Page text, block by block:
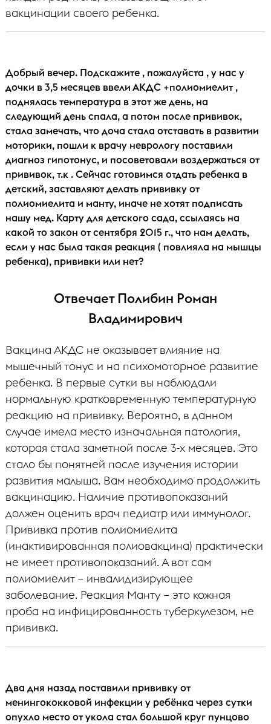
вакцинации своего ребенка.
Добрый вечер. Подскажите , пожалуйста , у нас у
дочки в 3,5 месяцев ввели АКДС +полиомиелит ,
поднялась температура в этот же день, на
следующий день спала, а потом после прививок,
стала замечать, что доча стала отставать в развитии
моторики, пошли к врачу неврологу поставили
диагноз гипотонус, и посоветовали воздержаться от
прививок, т.к . Сейчас готовимся отдать ребенка в
детский, заставляют делать прививку от
полиомиелита и манту, иначе не хотят подписать
нашу мед. Карту для детского сада, ссылаясь на
какой то закон от сентября 2015 г., что нам делать,
если у нас была такая реакция ( повлияла на мышцы
ребенка), прививки или нет?
Отвечает Полибин Роман
Владимирович
Вакцина АКДС не оказывает влияние на
мышечный тонус и на психомоторное развитие
ребенка. В первые сутки вы наблюдали
нормальную кратковременную температурную
реакцию на прививку. Вероятно, в данном
случае имела место изначальная патология,
которая стала заметной после 3-х месяцев. Это
стало бы понятней после изучения истории
развития малыша. Вам необходимо продолжить
вакцинацию. Наличие противопоказаний
должен оценить врач педиатр или иммунолог.
Прививка против полиомиелита
(инактивированная полиовакцина) практически
не имеет противопоказаний. А вот сам
полиомиелит – инвалидизирующее
заболевание. Реакция Манту – это кожная
проба на инфицированность туберкулезом, не
прививка.
Два дня назад поставили прививку от
менингококковой инфекции у ребёнка через сутки
опухло место от укола стал большой круг пунцово